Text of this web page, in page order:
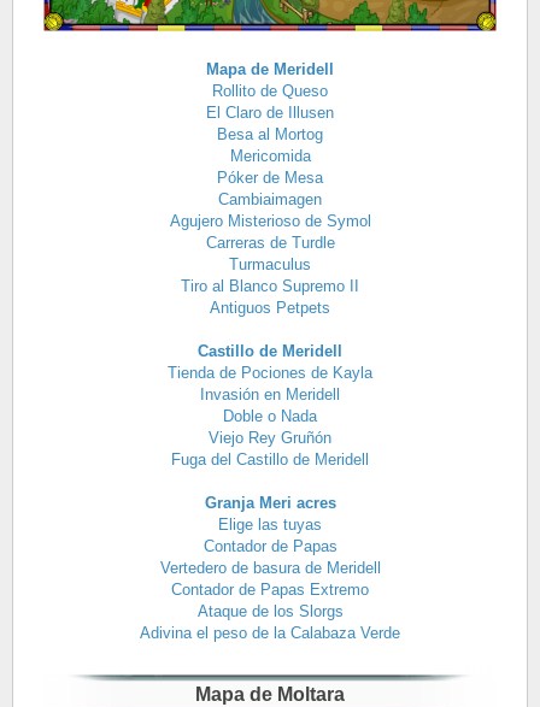
Mapa de Meridell
Rollito de Queso
El Claro de Illusen
Besa al Mortog
Mericomida
Póker de Mesa
Cambiaimagen
Agujero Misterioso de Symol
Carreras de Turdle
Turmaculus
Tiro al Blanco Supremo II
Antiguos Petpets
Castillo de Meridell
Tienda de Pociones de Kayla
Invasión en Meridell
Doble o Nada
Viejo Rey Gruñón
Fuga del Castillo de Meridell
Granja Meri acres
Elige las tuyas
Contador de Papas
Vertedero de basura de Meridell
Contador de Papas Extremo
Ataque de los Slorgs
Adivina el peso de la Calabaza Verde
Mapa de Moltara